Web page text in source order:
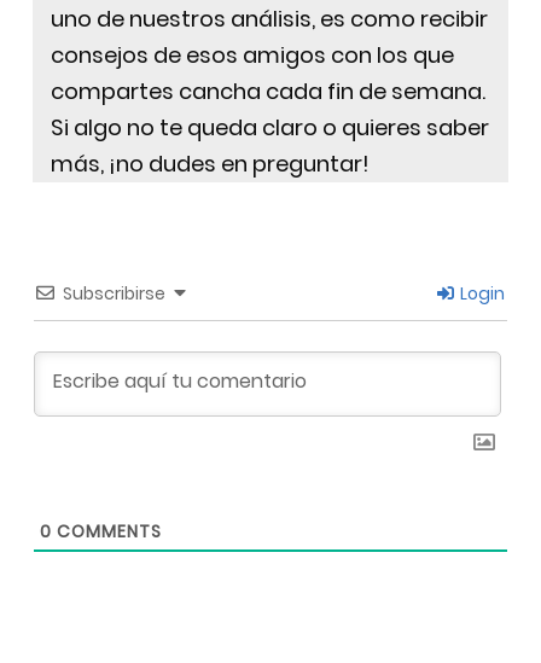
uno de nuestros análisis, es como recibir
consejos de esos amigos con los que
compartes cancha cada fin de semana.
Si algo no te queda claro o quieres saber
más, ¡no dudes en preguntar!
Subscribirse Login
0 COMMENTS